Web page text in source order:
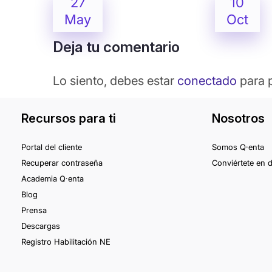
May
Oct
Deja tu comentario
Lo siento, debes estar conectado para
Recursos para ti
Portal del cliente
Recuperar contraseña
Academia Q·enta
Blog
Prensa
Descargas
Registro Habilitación NE
Nosotros
Somos Q·enta
Conviértete en